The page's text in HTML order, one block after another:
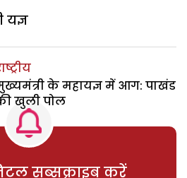
यज्ञ
के महायज्ञ में आग: पाखंड
खुली पोल
सब्सक्राइब करें